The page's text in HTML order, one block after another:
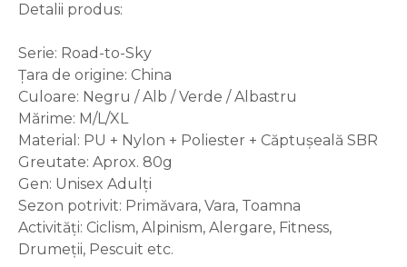
Detalii produs:
Serie: Road-to-Sky
Țara de origine: China
Culoare: Negru / Alb / Verde / Albastru
Mărime: M/L/XL
Material: PU + Nylon + Poliester + Căptușeală SBR
Greutate: Aprox. 80g
Gen: Unisex Adulți
Sezon potrivit: Primăvara, Vara, Toamna
Activități: Ciclism, Alpinism, Alergare, Fitness,
Drumeții, Pescuit etc.